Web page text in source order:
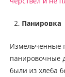
Панировка
Измельченные
панировочные
были из хлеба